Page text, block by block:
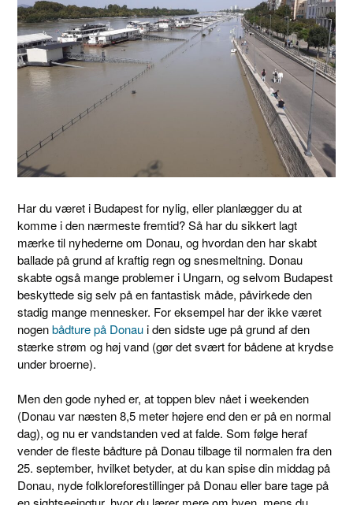
Har du været i Budapest for nylig, eller planlægger du at
komme i den nærmeste fremtid? Så har du sikkert lagt
mærke til nyhederne om Donau, og hvordan den har skabt
ballade på grund af kraftig regn og snesmeltning. Donau
skabte også mange problemer i Ungarn, og selvom Budapest
beskyttede sig selv på en fantastisk måde, påvirkede den
stadig mange mennesker. For eksempel har der ikke været
nogenbådture på Donaui den sidste uge på grund af den
stærke strøm og høj vand (gør det svært for bådene at krydse
under broerne).
Men den gode nyhed er, at toppen blev nået i weekenden
(Donau var næsten 8,5 meter højere end den er på en normal
dag), og nu er vandstanden ved at falde. Som følge heraf
vender de fleste bådture på Donau tilbage til normalen fra den
25. september, hvilket betyder, at du kan spise din middag på
Donau, nyde folkloreforestillinger på Donau eller bare tage på